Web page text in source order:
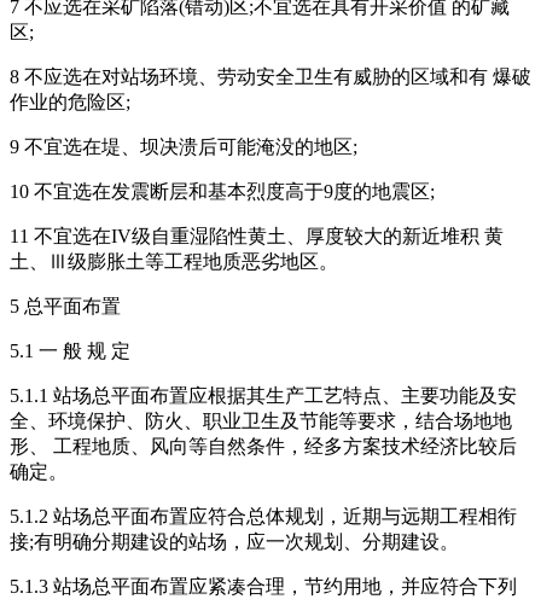
7 不应选在采矿陷落(错动)区;不宜选在具有开采价值 的矿藏
区;
8 不应选在对站场环境、劳动安全卫生有威胁的区域和有 爆破
作业的危险区;
9 不宜选在堤、坝决溃后可能淹没的地区;
10 不宜选在发震断层和基本烈度高于9度的地震区;
11 不宜选在IV级自重湿陷性黄土、厚度较大的新近堆积 黄
土、Ⅲ级膨胀土等工程地质恶劣地区。
5 总平面布置
5.1 一 般 规 定
5.1.1 站场总平面布置应根据其生产工艺特点、主要功能及安
全、环境保护、防火、职业卫生及节能等要求，结合场地地
形、 工程地质、风向等自然条件，经多方案技术经济比较后
确定。
5.1.2 站场总平面布置应符合总体规划，近期与远期工程相衔
接;有明确分期建设的站场，应一次规划、分期建设。
5.1.3 站场总平面布置应紧凑合理，节约用地，并应符合下列